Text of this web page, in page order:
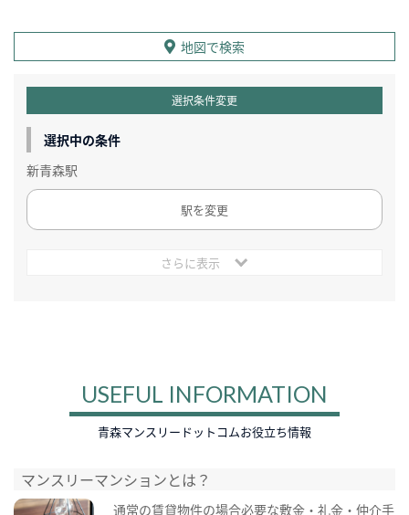
地図で検索
選択条件変更
選択中の条件
新青森駅
駅を変更
さらに表示
USEFUL INFORMATION
青森マンスリードットコムお役立ち情報
マンスリーマンションとは？
通常の賃貸物件の場合必要な敷金・礼金・仲介手